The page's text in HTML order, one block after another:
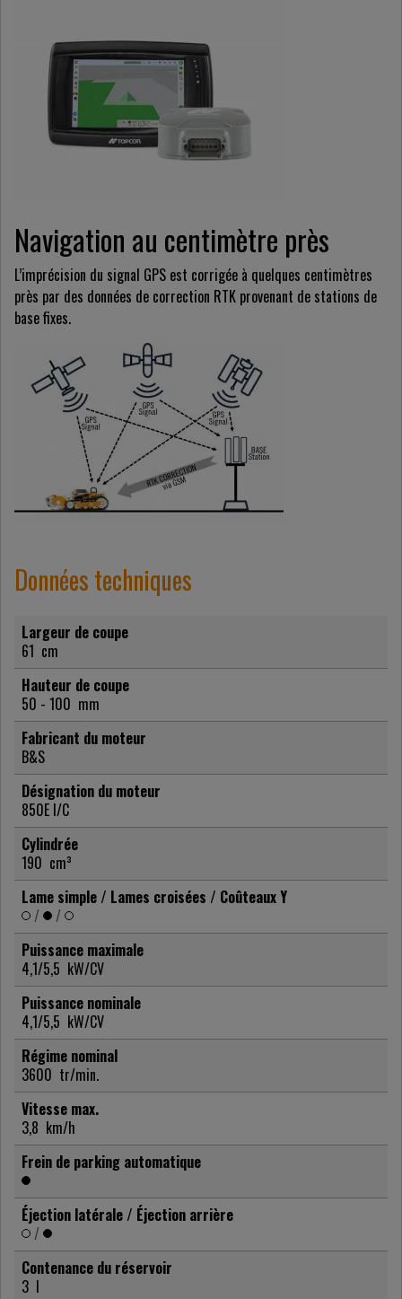
Navigation au centimètre près
L’imprécision du signal GPS est corrigée à quelques centimètres
près par des données de correction RTK provenant de stations de
base fixes.
Données techniques
Largeur de coupe
61 cm
Hauteur de coupe
50 - 100 mm
Fabricant du moteur
B&S
Désignation du moteur
850E I/C
Cylindrée
190 cm³
Lame simple / Lames croisées / Coûteaux Y
/
/
Puissance maximale
4,1/5,5 kW/CV
Puissance nominale
4,1/5,5 kW/CV
Régime nominal
3600 tr/min.
Vitesse max.
3,8 km/h
Frein de parking automatique
Éjection latérale / Éjection arrière
/
Contenance du réservoir
3 l